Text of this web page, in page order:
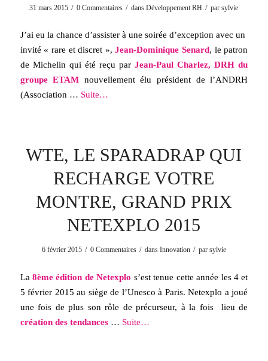
31 mars 2015 / 0 Commentaires / dansDéveloppement RH / parsylvie
J’ai eu la chance d’assister à une soirée d’exception avec un
invité « rare et discret »,Jean-Dominique Senard, le patron
de Michelin qui été reçu parJean-Paul Charlez, DRH du
groupe ETAM nouvellement élu président de l’ANDRH
(Association … Suite…
WTE, LE SPARADRAP QUI
RECHARGE VOTRE
MONTRE, GRAND PRIX
NETEXPLO 2015
6 février 2015 / 0 Commentaires / dans Innovation / par sylvie
La8ème édition de Netexplo s’est tenue cette année les 4 et
5 février 2015 au siège de l’Unesco à Paris. Netexplo a joué
une fois de plus son rôle de précurseur, à la fois lieu de
création des tendances … Suite…